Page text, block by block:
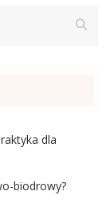
dla
biodrowy?